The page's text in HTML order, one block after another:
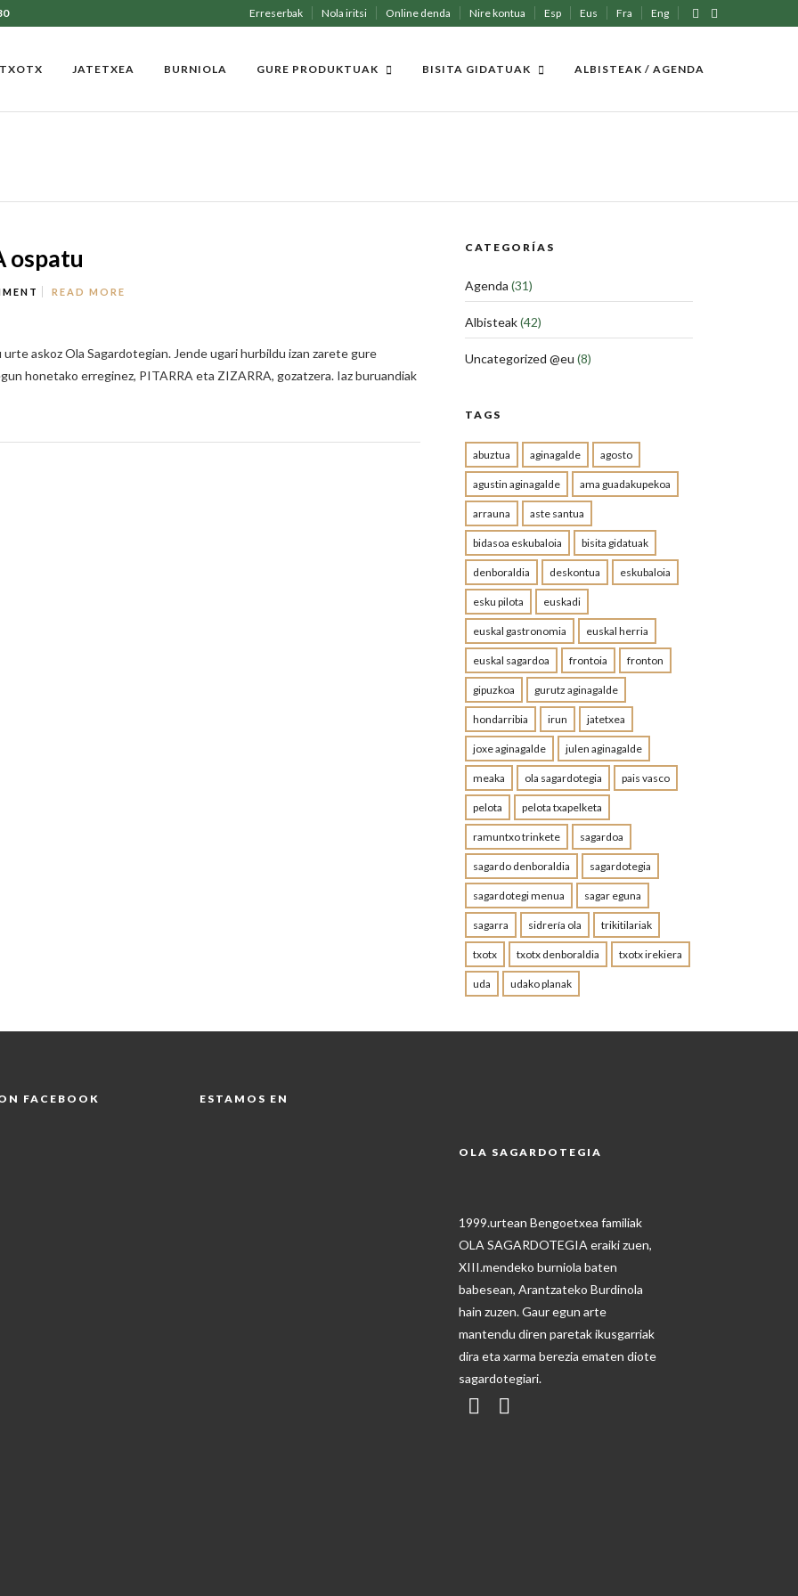
Erreserbak Nola iritsi Online denda Nire kontua Esp Eus Fra Eng
JATETXEA BURNIOLA GURE PRODUKTUAK BISITA GIDATUAK ALBISTEAK / AGENDA
ospatu
READ MORE
askoz Ola Sagardotegian. Jende ugari hurbildu izan zarete gure
honetako erreginez, PITARRA eta ZIZARRA, gozatzera. Iaz buruandiak
CATEGORÍAS
Agenda (31)
Albisteak(42)
Uncategorized @eu (8)
TAGS
abuztua aginagalde agosto
agustin aginagalde ama guadakupekoa
arrauna aste santua
bidasoa eskubaloia bisita gidatuak
denboraldia deskontua eskubaloia
esku pilota euskadi
euskal gastronomia euskal herria
euskal sagardoa frontoia fronton
gipuzkoa gurutz aginagalde
hondarribia irun jatetxea
joxe aginagalde julen aginagalde
meaka ola sagardotegia pais vasco
pelota pelota txapelketa
ramuntxo trinkete sagardoa
sagardo denboraldia sagardotegia
sagardotegi menua sagar eguna
sagarra sidrería ola trikitilariak
txotx txotx denboraldia txotx irekiera
uda udako planak
FACEBOOK ESTAMOS EN
OLA SAGARDOTEGIA
1999.urtean Bengoetxea familiak
OLA SAGARDOTEGIA eraiki zuen,
XIII.mendeko burniola baten
babesean, Arantzateko Burdinola
hain zuzen. Gaur egun arte
mantendu diren paretak ikusgarriak
dira eta xarma berezia ematen diote
sagardotegiari.